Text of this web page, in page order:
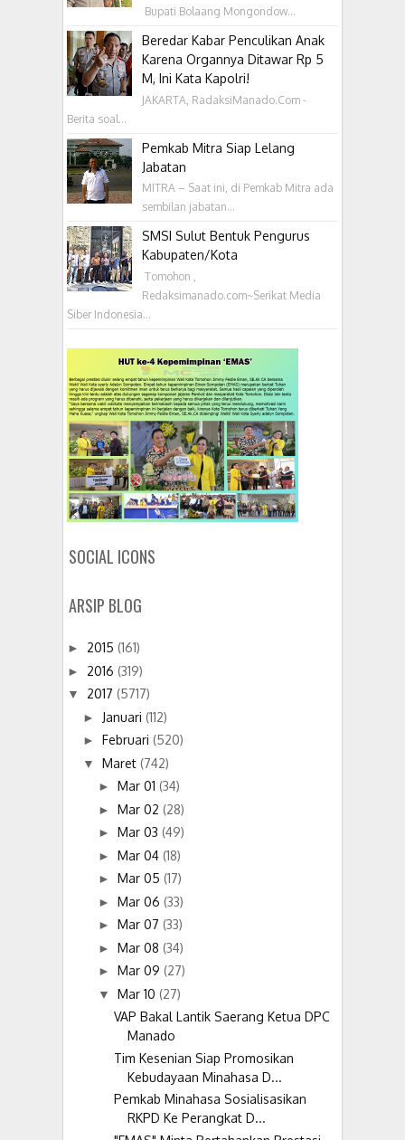
Bupati Bolaang Mongondow...
Beredar Kabar Penculikan Anak
Karena Organnya Ditawar Rp 5
M, Ini Kata Kapolri!
JAKARTA, RadaksiManado.Com -
Berita soal...
Pemkab Mitra Siap Lelang
Jabatan
MITRA – Saat ini, di Pemkab Mitra ada
sembilan jabatan...
SMSI Sulut Bentuk Pengurus
Kabupaten/Kota
‎ Tomohon ,
Redaksimanado.com~Serikat Media
Siber Indonesia...
SOCIAL ICONS
ARSIP BLOG
► 2015 (161)
► 2016 (319)
▼ 2017 (5717)
► Januari (112)
► Februari (520)
▼ Maret (742)
► Mar 01 (34)
► Mar 02 (28)
► Mar 03 (49)
► Mar 04 (18)
► Mar 05 (17)
► Mar 06 (33)
► Mar 07 (33)
► Mar 08 (34)
► Mar 09 (27)
▼ Mar 10 (27)
VAP Bakal Lantik Saerang Ketua DPC
Manado
Tim Kesenian Siap Promosikan
Kebudayaan Minahasa D...
Pemkab Minahasa Sosialisasikan
RKPD Ke Perangkat D...